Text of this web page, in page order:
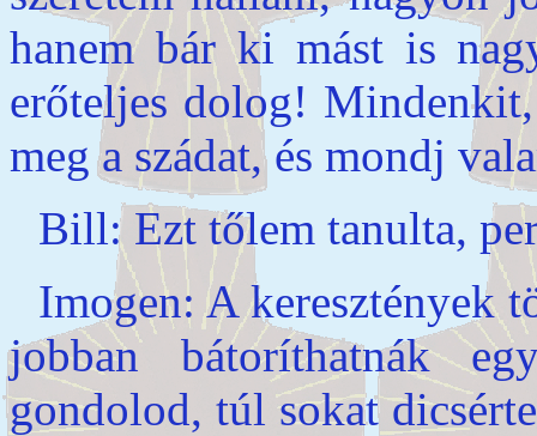
hanem bár ki mást is
erőteljes dolog!
meg a szádat, és mondj
Bill: Ezt tőlem tanulta,
Imogen: A keresztények
jobban bátoríthatnák
gondolod, túl sokat